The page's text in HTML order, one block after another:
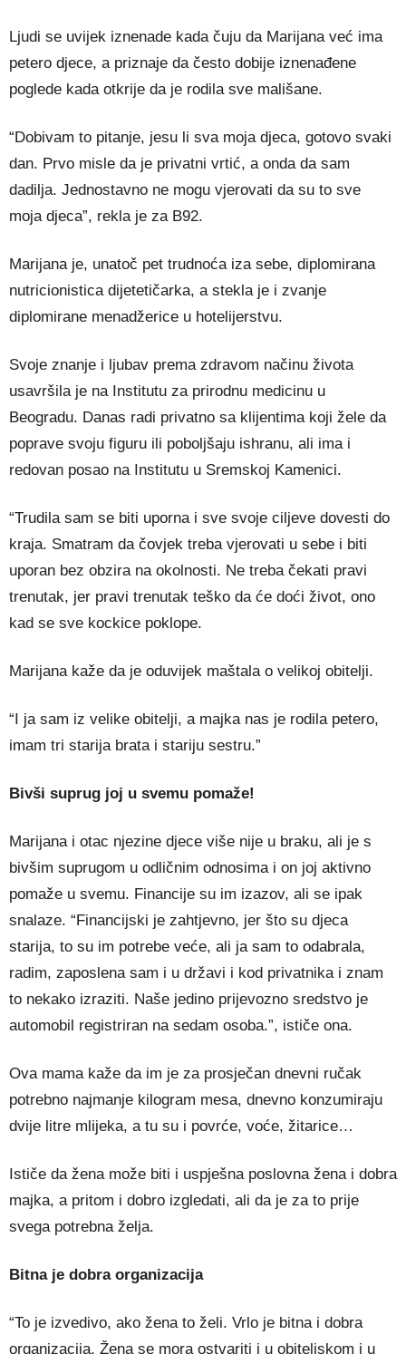
Ljudi se uvijek iznenade kada čuju da Marijana već ima
petero djece, a priznaje da često dobije iznenađene
poglede kada otkrije da je rodila sve mališane.
“Dobivam to pitanje, jesu li sva moja djeca, gotovo svaki
dan. Prvo misle da je privatni vrtić, a onda da sam
dadilja. Jednostavno ne mogu vjerovati da su to sve
moja djeca”, rekla je za B92.
Marijana je, unatoč pet trudnoća iza sebe, diplomirana
nutricionistica dijetetičarka, a stekla je i zvanje
diplomirane menadžerice u hotelijerstvu.
Svoje znanje i ljubav prema zdravom načinu života
usavršila je na Institutu za prirodnu medicinu u
Beogradu. Danas radi privatno sa klijentima koji žele da
poprave svoju figuru ili poboljšaju ishranu, ali ima i
redovan posao na Institutu u Sremskoj Kamenici.
“Trudila sam se biti uporna i sve svoje ciljeve dovesti do
kraja. Smatram da čovjek treba vjerovati u sebe i biti
uporan bez obzira na okolnosti. Ne treba čekati pravi
trenutak, jer pravi trenutak teško da će doći život, ono
kad se sve kockice poklope.
Marijana kaže da je oduvijek maštala o velikoj obitelji.
“I ja sam iz velike obitelji, a majka nas je rodila petero,
imam tri starija brata i stariju sestru.”
Bivši suprug joj u svemu pomaže!
Marijana i otac njezine djece više nije u braku, ali je s
bivšim suprugom u odličnim odnosima i on joj aktivno
pomaže u svemu. Financije su im izazov, ali se ipak
snalaze. “Financijski je zahtjevno, jer što su djeca
starija, to su im potrebe veće, ali ja sam to odabrala,
radim, zaposlena sam i u državi i kod privatnika i znam
to nekako izraziti. Naše jedino prijevozno sredstvo je
automobil registriran na sedam osoba.”, ističe ona.
Ova mama kaže da im je za prosječan dnevni ručak
potrebno najmanje kilogram mesa, dnevno konzumiraju
dvije litre mlijeka, a tu su i povrće, voće, žitarice…
Ističe da žena može biti i uspješna poslovna žena i dobra
majka, a pritom i dobro izgledati, ali da je za to prije
svega potrebna želja.
Bitna je dobra organizacija
“To je izvedivo, ako žena to želi. Vrlo je bitna i dobra
organizacija. Žena se mora ostvariti i u obiteljskom i u